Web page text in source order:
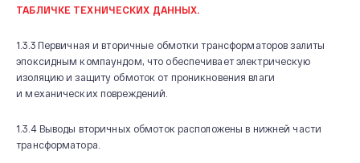
ТАБЛИЧКЕ ТЕХНИЧЕСКИХ ДАННЫХ.
1.3.3 Первичная и вторичные обмотки трансформаторов залиты
эпоксидным компаундом, что обеспечивает электрическую
изоляцию и защиту обмоток от проникновения влаги
и механических повреждений.
1.3.4 Выводы вторичных обмоток расположены в нижней части
трансформатора.